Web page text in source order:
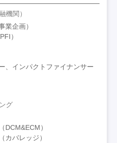
機関）
業企画）
）
、インパクトファイナンサー
グ
DCM&ECM）
カバレッジ）